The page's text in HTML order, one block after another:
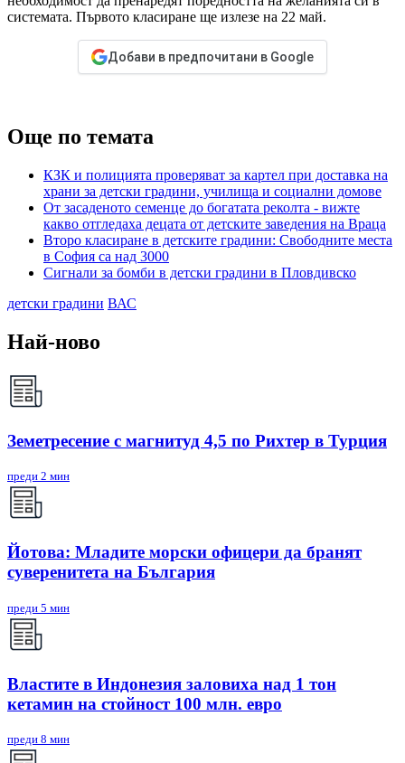
системата. Първото класиране ще излезе на 22 май.
Добави в предпочитани в Google
Още по темата
КЗК и полицията проверяват за картел при доставка на
храни за детски градини, училища и социални домове
От засаденото семенце до богатата реколта - вижте
какво отгледаха децата от детските заведения на Враца
Второ класиране в детските градини: Свободните места
в София са над 3000
Сигнали за бомби в детски градини в Пловдивско
детски градини ВАС
Най-ново
Земетресение с магнитуд 4,5 по Рихтер в Турция
преди 2 мин
Йотова: Младите морски офицери да бранят
суверенитета на България
преди 5 мин
Властите в Индонезия заловиха над 1 тон
кетамин на стойност 100 млн. евро
преди 8 мин